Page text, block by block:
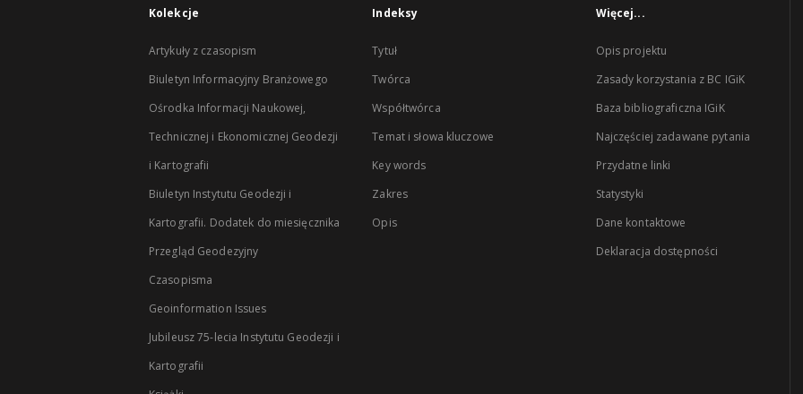
Kolekcje
Artykuły z czasopism
Biuletyn Informacyjny Branżowego
Ośrodka Informacji Naukowej,
Technicznej i Ekonomicznej Geodezji
i Kartografii
Biuletyn Instytutu Geodezji i
Kartografii. Dodatek do miesięcznika
Przegląd Geodezyjny
Czasopisma
Geoinformation Issues
Jubileusz 75-lecia Instytutu Geodezji i
Kartografii
Indeksy
Tytuł
Twórca
Współtwórca
Temat i słowa kluczowe
Key words
Zakres
Opis
Więcej...
Opis projektu
Zasady korzystania z BC IGiK
Baza bibliograficzna IGiK
Najczęściej zadawane pytania
Przydatne linki
Statystyki
Dane kontaktowe
Deklaracja dostępności